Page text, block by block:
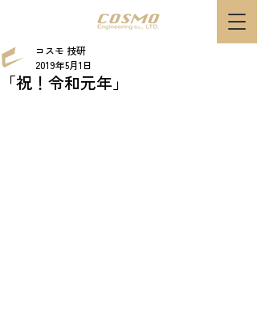
「祝！令和元年」
コスモ 技研
2019年5月1日